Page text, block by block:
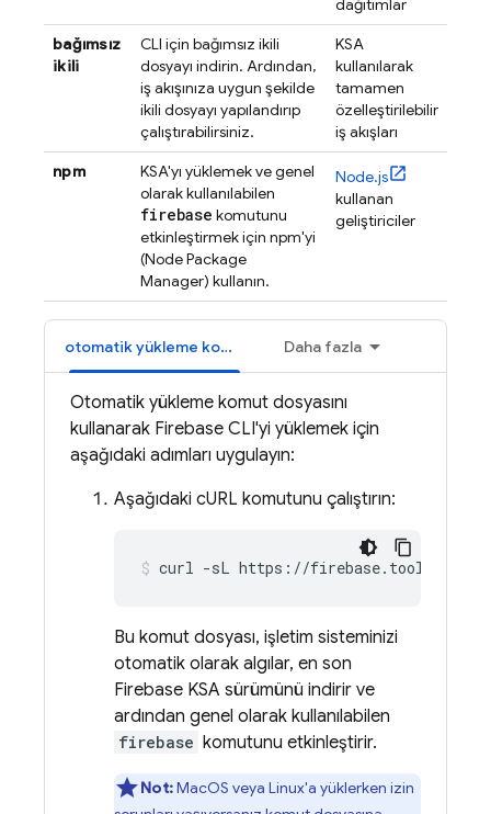
dağıtımlar
bağımsız
ikili
CLI için bağımsız ikili
dosyayı indirin. Ardından,
iş akışınıza uygun şekilde
ikili dosyayı yapılandırıp
çalıştırabilirsiniz.
KSA
kullanılarak
tamamen
özelleştirilebilir
iş akışları
npm
KSA'yı yüklemek ve genel
olarak kullanılabilen
firebase komutunu
etkinleştirmek için npm'yi
(Node Package
Manager) kullanın.
Node.js
kullanan
geliştiriciler
otomatik yükleme komut dosyası Daha fazla
Otomatik yükleme komut dosyasını
kullanarak Firebase CLI'yi yüklemek için
aşağıdaki adımları uygulayın:
Aşağıdaki cURL komutunu çalıştırın:
curl -sL https://firebase.tools |
Bu komut dosyası, işletim sisteminizi
otomatik olarak algılar, en son
Firebase KSA sürümünü indirir ve
ardından genel olarak kullanılabilen
firebase komutunu etkinleştirir.
Not:MacOS veya Linux'a yüklerken izin